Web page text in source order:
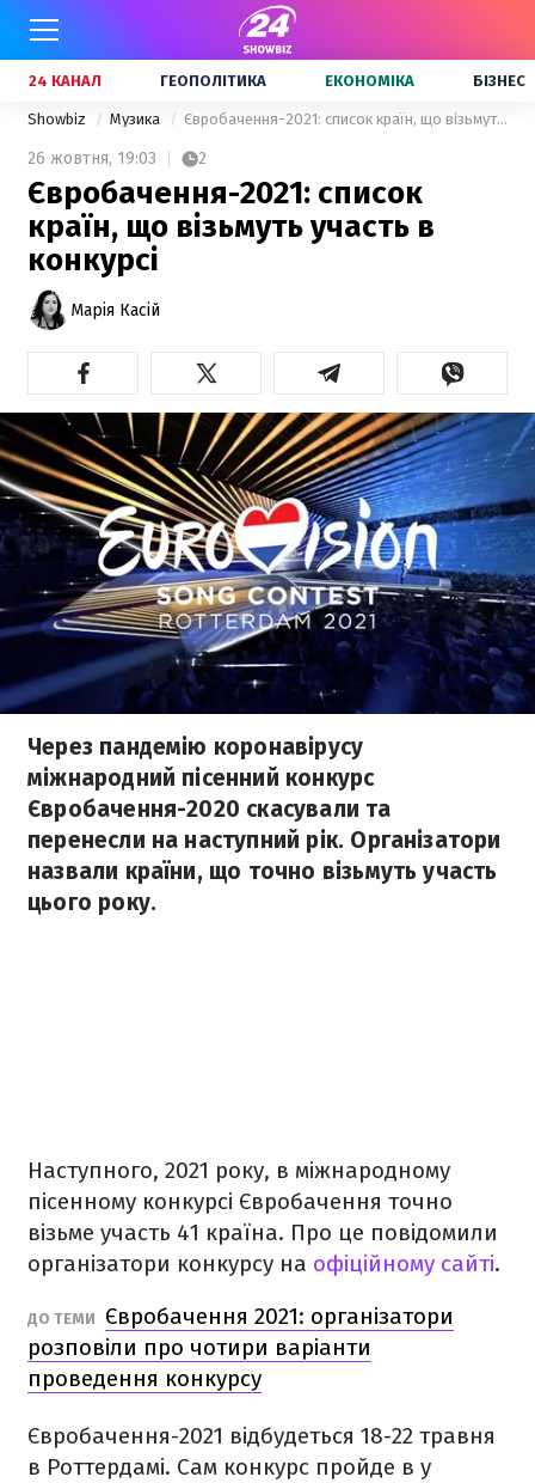
24 КАНАЛ ГЕОПОЛІТИКА ЕКОНОМІКА БІЗНЕС
Showbiz Музика Євробачення-2021: список країн, що візьмуть участь в конкурсі
26 жовтня, 19:03 2
Євробачення-2021: список
країн, що візьмуть участь в
конкурсі
Марія Касій
Через пандемію коронавірусу
міжнародний пісенний конкурс
Євробачення-2020 скасували та
перенесли на наступний рік. Організатори
назвали країни, що точно візьмуть участь
цього року.
Наступного, 2021 року, в міжнародному
пісенному конкурсі Євробачення точно
візьме участь 41 країна. Про це повідомили
організатори конкурсу на офіційному сайті.
ДО ТЕМИ
Євробачення 2021: організатори
розповіли про чотири варіанти
проведення конкурсу
Євробачення-2021 відбудеться 18-22 травня
в Роттердамі. Сам конкурс пройде в у